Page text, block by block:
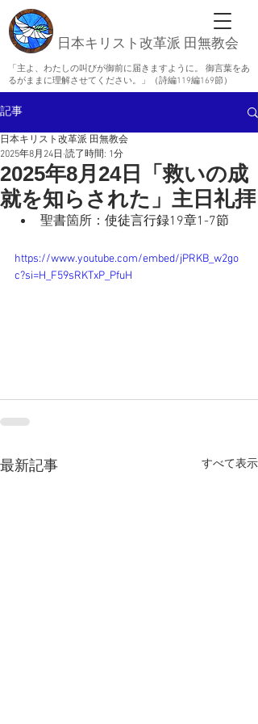
日本キリスト改革派 田無教会
「主よ、わたしの叫びが御前に届きますように。 御言葉をあ
るがままに理解させてください。」（詩編119編169節）
記事
2025年8月24日「救いの成
就を知らされた」主日礼拝
日本キリスト改革派 田無教会
2025年8月24日 読了時間: 1分
聖書箇所： 使徒言行録19章1-7節
https://www.youtube.com/embed/jPRKB_w2go
c?si=H_F59sRKTxP_PfuH
最新記事 すべて表示